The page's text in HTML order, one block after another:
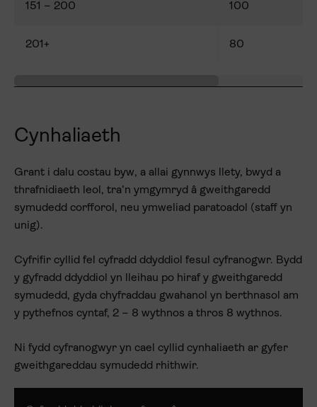
151 – 200 100
201+ 80
Cynhaliaeth
Grant i dalu costau byw, a allai gynnwys llety, bwyd a
thrafnidiaeth leol, tra’n ymgymryd â gweithgaredd
symudedd corfforol, neu ymweliad paratoadol (staff yn
unig).
Cyfrifir cyllid fel cyfradd ddyddiol fesul cyfranogwr. Bydd
y gyfradd ddyddiol yn lleihau po hiraf y gweithgaredd
symudedd, gyda chyfraddau gwahanol yn berthnasol am
y pythefnos cyntaf, 2 – 8 wythnos a thros 8 wythnos.
Ni fydd cyfranogwyr yn cael cyllid cynhaliaeth ar gyfer
gweithgareddau symudedd rhithwir.